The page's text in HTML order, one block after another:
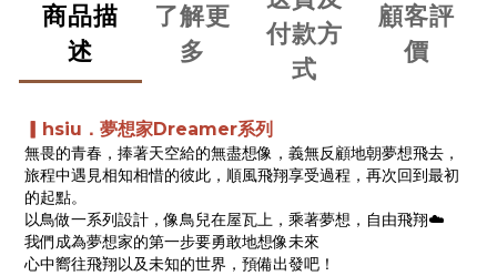
商品描
述
了解更
多
付款方
式
顧客評
價
▎hsiu．夢想家Dreamer系列
無畏的青春，捧著天空給的無盡想像，義無反顧地朝夢想飛去，
旅程中遇見相知相惜的彼此，順風飛翔享受過程，再次回到最初
的起點。
以鳥做一系列設計，像鳥兒在屋瓦上，乘著夢想，自由飛翔☁️
我們成為夢想家的第一步要勇敢地想像未來
心中嚮往飛翔以及未知的世界，預備出發吧！